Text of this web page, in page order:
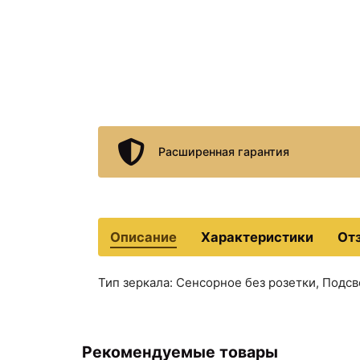
Расширенная гарантия
Описание Характеристики
Тип зеркала: Сенсорное без розетки,
Рекомендуемые товары